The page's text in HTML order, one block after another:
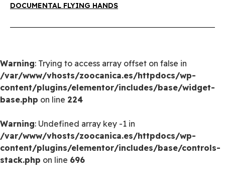
DOCUMENTAL FLYING HANDS
Warning: Trying to access array offset on false in
/var/www/vhosts/zoocanica.es/httpdocs/wp-
content/plugins/elementor/includes/base/widget-
base.php on line 224
Warning: Undefined array key -1 in
/var/www/vhosts/zoocanica.es/httpdocs/wp-
content/plugins/elementor/includes/base/controls-
stack.php on line 696